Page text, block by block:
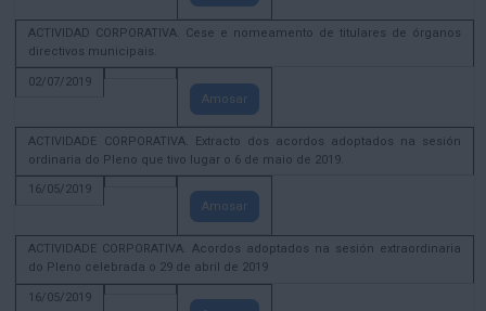
ACTIVIDAD CORPORATIVA. Cese e nomeamento de titulares de órganos
directivos municipais.
02/07/2019
Amosar
ACTIVIDADE CORPORATIVA. Extracto dos acordos adoptados na sesión
ordinaria do Pleno que tivo lugar o 6 de maio de 2019.
16/05/2019
Amosar
ACTIVIDADE CORPORATIVA. Acordos adoptados na sesión extraordinaria
do Pleno celebrada o 29 de abril de 2019
16/05/2019